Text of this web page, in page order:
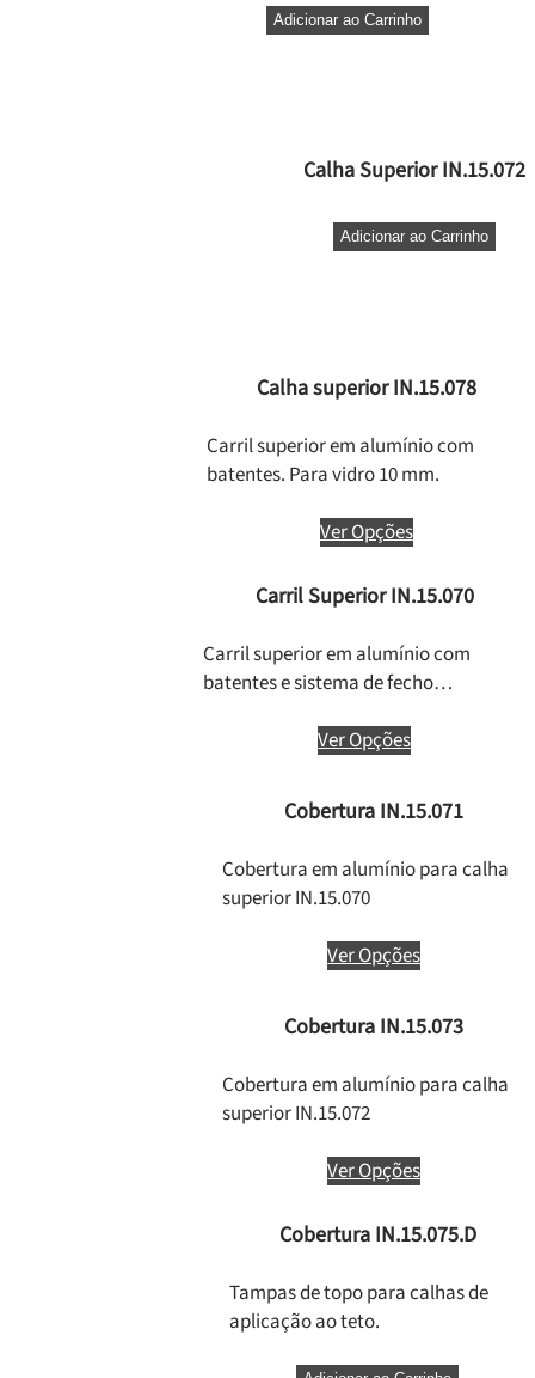
Adicionar ao Carrinho
Calha Superior IN.15.072
Adicionar ao Carrinho
Calha superior IN.15.078
Carril superior em alumínio com
batentes. Para vidro 10 mm.
Ver Opções
Carril Superior IN.15.070
Carril superior em alumínio com
batentes e sistema de fecho…
Ver Opções
Cobertura IN.15.071
Cobertura em alumínio para calha
superior IN.15.070
Ver Opções
Cobertura IN.15.073
Cobertura em alumínio para calha
superior IN.15.072
Ver Opções
Cobertura IN.15.075.D
Tampas de topo para calhas de
aplicação ao teto.